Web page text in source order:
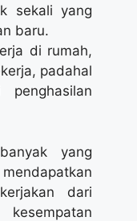
sekali yang
baru.
di rumah,
padahal
yang
dari